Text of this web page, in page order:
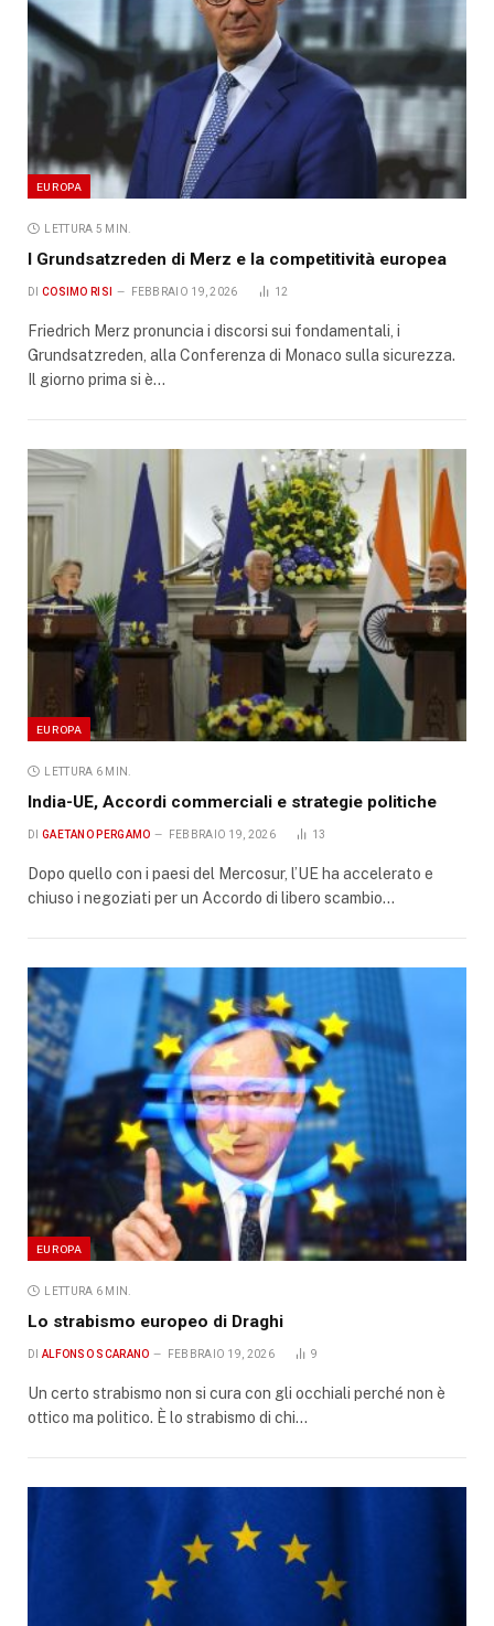
EUROPA
LETTURA 5 MIN.
I Grundsatzreden di Merz e la competitività europea
DI COSIMO RISI FEBBRAIO 19, 2026 12
Friedrich Merz pronuncia i discorsi sui fondamentali, i
Grundsatzreden, alla Conferenza di Monaco sulla sicurezza.
Il giorno prima si è…
EUROPA
LETTURA 6 MIN.
India-UE, Accordi commerciali e strategie politiche
DI GAETANO PERGAMO FEBBRAIO 19, 2026 13
Dopo quello con i paesi del Mercosur, l’UE ha accelerato e
chiuso i negoziati per un Accordo di libero scambio…
EUROPA
LETTURA 6 MIN.
Lo strabismo europeo di Draghi
DI ALFONSO SCARANO FEBBRAIO 19, 2026 9
Un certo strabismo non si cura con gli occhiali perché non è
ottico ma politico. È lo strabismo di chi…